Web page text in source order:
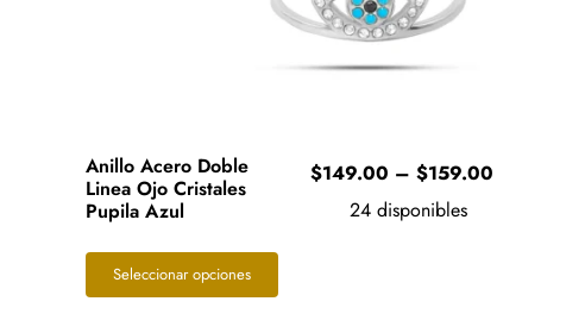
Anillo Acero Doble
Linea Ojo Cristales
Pupila Azul
$149.00 – $159.00
24 disponibles
Seleccionar opciones
producto